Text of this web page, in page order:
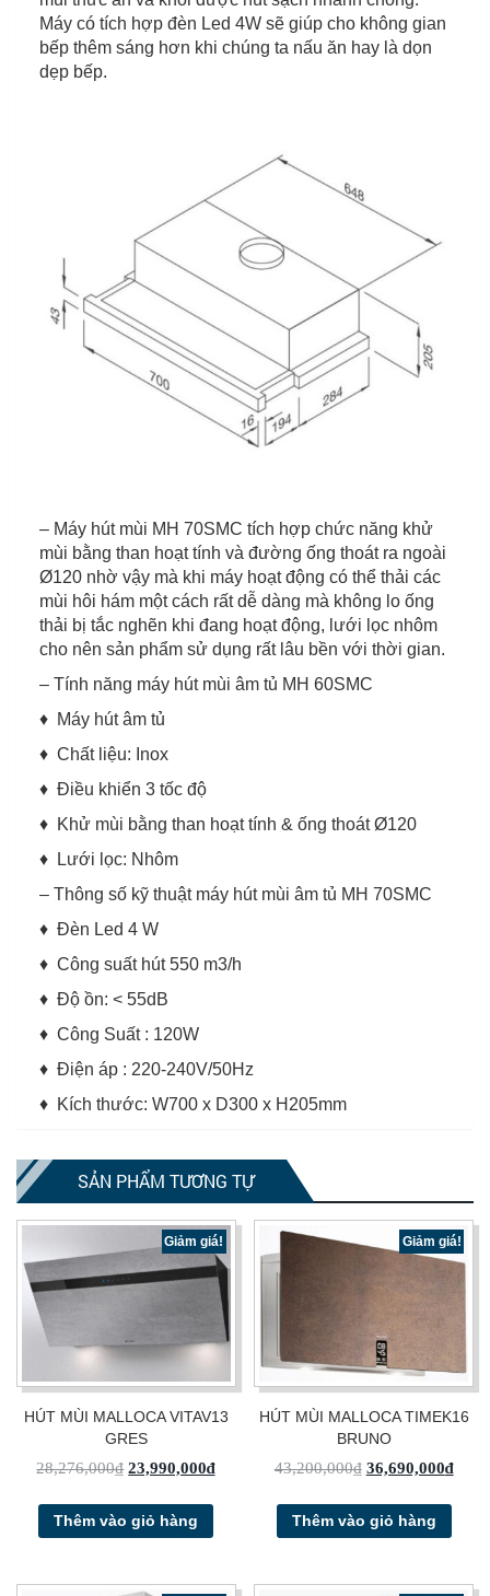
Máy có tích hợp đèn Led 4W sẽ giúp cho không gian
bếp thêm sáng hơn khi chúng ta nấu ăn hay là dọn
dẹp bếp.
– Máy hút mùi MH 70SMC tích hợp chức năng khử
mùi bằng than hoạt tính và đường ống thoát ra ngoài
Ø120 nhờ vậy mà khi máy hoạt động có thể thải các
mùi hôi hám một cách rất dễ dàng mà không lo ống
thải bị tắc nghẽn khi đang hoạt động, lưới lọc nhôm
cho nên sản phẩm sử dụng rất lâu bền với thời gian.
– Tính năng máy hút mùi âm tủ MH 60SMC
♦ Máy hút âm tủ
♦ Chất liệu: Inox
♦ Điều khiển 3 tốc độ
♦ Khử mùi bằng than hoạt tính & ống thoát Ø120
♦ Lưới lọc: Nhôm
– Thông số kỹ thuật máy hút mùi âm tủ MH 70SMC
♦ Đèn Led 4 W
♦ Công suất hút 550 m3/h
♦ Độ ồn: < 55dB
♦ Công Suất : 120W
♦ Điện áp : 220-240V/50Hz
♦ Kích thước: W700 x D300 x H205mm
SẢN PHẨM TƯƠNG TỰ
Giảm giá!
HÚT MÙI MALLOCA VITAV13
GRES
28,276,000₫ 23,990,000₫
Thêm vào giỏ hàng
Giảm giá!
HÚT MÙI MALLOCA TIMEK16
BRUNO
43,200,000₫ 36,690,000₫
Thêm vào giỏ hàng